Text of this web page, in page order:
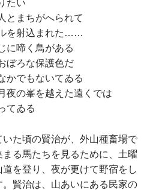
たい
まちがへられて
射込まれた……
に啼く鳥がある
ぼろな保護色だ
かでもないてゐる
夜の峯を越えた遠くでは
てゐる
た頃の賢治が、外山種畜場で
る馬たちを見るために、土曜
を登り、夜が更けて野宿をし
賢治は、山あいにある民家の